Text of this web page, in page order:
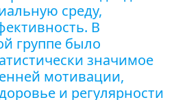
среду,
В
группе было
значимое
мотивации,
и регулярности